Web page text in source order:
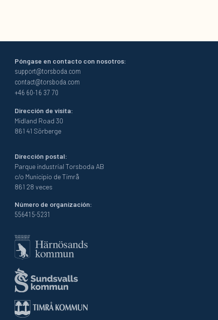
Póngase en contacto con nosotros:
support@torsboda.com
contact@torsboda.com
+46 60-16 37 70
Dirección de visita:
Midland Road 30
861 41 Sörberge
Dirección postal:
Parque industrial Torsboda AB
c/o Municipio de Timrå
861 28 veces
Número de organización:
556415-5231